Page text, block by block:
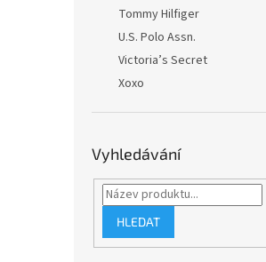
Tommy Hilfiger
U.S. Polo Assn.
Victoria’s Secret
Xoxo
Vyhledávání
HLEDAT